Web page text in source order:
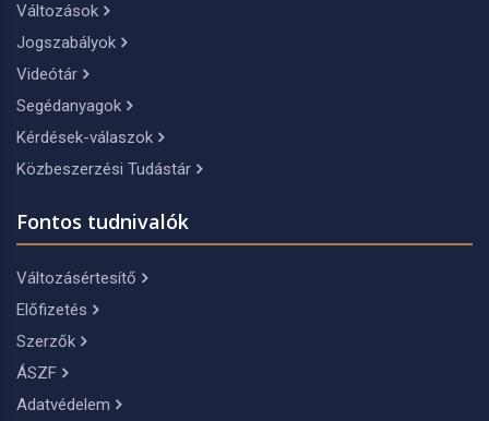
Változások
Jogszabályok
Videótár
Segédanyagok
Kérdések-válaszok
Közbeszerzési Tudástár
Fontos tudnivalók
Változásértesítő
Előfizetés
Szerzők
ÁSZF
Adatvédelem